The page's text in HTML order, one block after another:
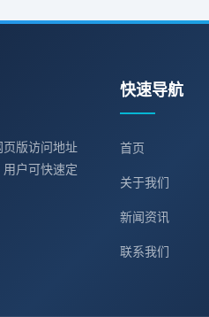
版访问地址
户可快速定
快速导航
首页
关于我们
新闻资讯
联系我们